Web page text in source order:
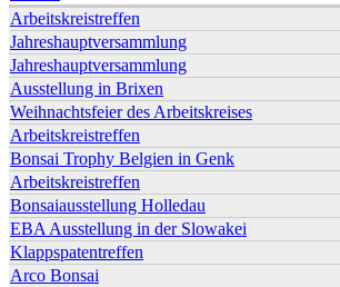
Arbeitskreistreffen
Jahreshauptversammlung
Jahreshauptversammlung
Ausstellung in Brixen
Weihnachtsfeier des Arbeitskreises
Arbeitskreistreffen
Bonsai Trophy Belgien in Genk
Arbeitskreistreffen
Bonsaiausstellung Holledau
EBA Ausstellung in der Slowakei
Klappspatentreffen
Arco Bonsai